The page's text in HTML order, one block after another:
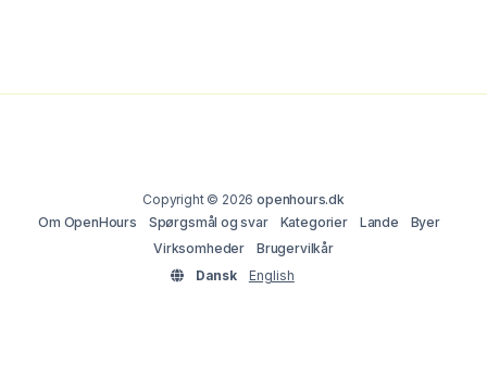
Copyright © 2026openhours.dk
Om OpenHours
Spørgsmål og svar Kategorier Lande
Byer
Virksomheder
Brugervilkår
Dansk
English